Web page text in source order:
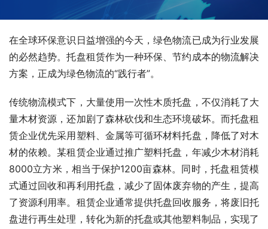
在全球环保意识日益增强的今天，绿色物流已成为行业发展
的必然趋势。托盘租赁作为一种环保、节约成本的物流解决
方案，正成为绿色物流的“践行者”。
传统物流模式下，大量使用一次性木质托盘，不仅消耗了大
量木材资源，还加剧了森林砍伐和生态环境破坏。而托盘租
赁企业优先采用塑料、金属等可循环材料托盘，降低了对木
材的依赖。某租赁企业通过推广塑料托盘，年减少木材消耗
8000立方米，相当于保护1200亩森林。同时，托盘租赁模
式通过回收和再利用托盘，减少了固体废弃物的产生，提高
了资源利用率。租赁企业通常提供托盘回收服务，将废旧托
盘进行再生处理，转化为新的托盘或其他塑料制品，实现了